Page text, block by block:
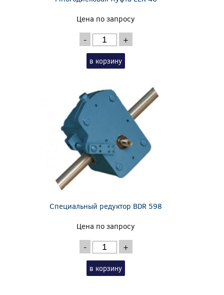
Цена по запросу
- +
в корзину
Специальный редуктор BDR 598
Цена по запросу
- +
в корзину